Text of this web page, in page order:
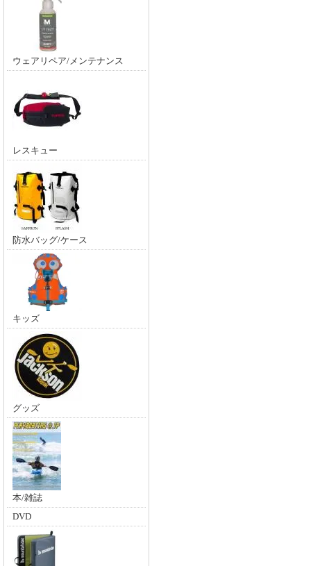
ウェアリペア/メンテナンス
レスキュー
防水バッグ/ケース
キッズ
グッズ
本/雑誌
DVD